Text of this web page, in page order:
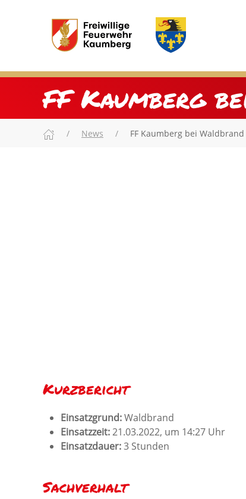
FF Kaumberg
News FF Kaumberg bei
Kurzbericht
Einsatzgrund:Waldbrand
Einsatzzeit:21.03.2022, um 14:27 Uhr
Einsatzdauer:3 Stunden
Sachverhalt